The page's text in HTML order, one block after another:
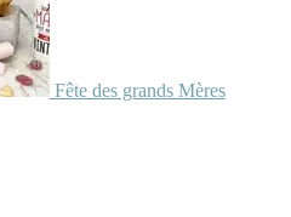
Fête des grands Mères